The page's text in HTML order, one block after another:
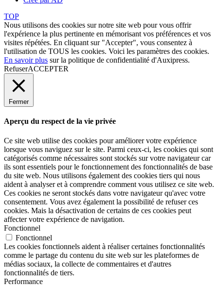
TOP
Nous utilisons des cookies sur notre site web pour vous offrir
l'expérience la plus pertinente en mémorisant vos préférences et vos
visites répétées. En cliquant sur "Accepter", vous consentez à
l'utilisation de TOUS les cookies. Voici les paramètres des cookies.
En savoir plus sur la politique de confidentialité d'Auxipress.
RefuserACCEPTER
Fermer
Aperçu du respect de la vie privée
Ce site web utilise des cookies pour améliorer votre expérience
lorsque vous naviguez sur le site. Parmi ceux-ci, les cookies qui sont
catégorisés comme nécessaires sont stockés sur votre navigateur car
ils sont essentiels pour le fonctionnement des fonctionnalités de base
du site web. Nous utilisons également des cookies tiers qui nous
aident à analyser et à comprendre comment vous utilisez ce site web.
Ces cookies ne seront stockés dans votre navigateur qu'avec votre
consentement. Vous avez également la possibilité de refuser ces
cookies. Mais la désactivation de certains de ces cookies peut
affecter votre expérience de navigation.
Fonctionnel
Fonctionnel
Les cookies fonctionnels aident à réaliser certaines fonctionnalités
comme le partage du contenu du site web sur les plateformes de
médias sociaux, la collecte de commentaires et d'autres
fonctionnalités de tiers.
Performance